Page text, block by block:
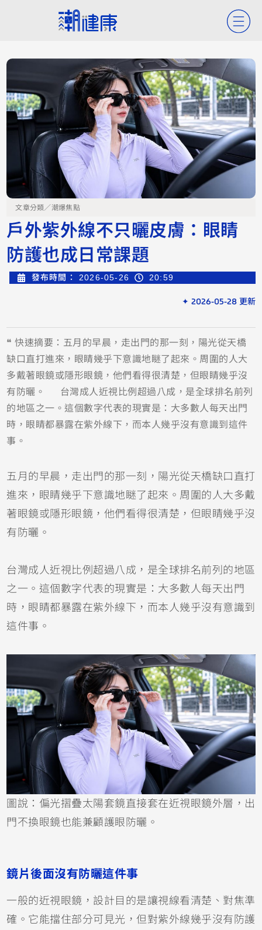
文章分類／潮爆焦點
戶外紫外線不只曬皮膚：眼睛
防護也成日常課題
發布時間： 2026-05-26 20:59
✦ 2026-05-28 更新
❝ 快速摘要：五月的早晨，走出門的那一刻，陽光從天橋
缺口直打進來，眼睛幾乎下意識地瞇了起來。周圍的人大
多戴著眼鏡或隱形眼鏡，他們看得很清楚，但眼睛幾乎沒
有防曬。 台灣成人近視比例超過八成，是全球排名前列
的地區之一。這個數字代表的現實是：大多數人每天出門
時，眼睛都暴露在紫外線下，而本人幾乎沒有意識到這件
事。
五月的早晨，走出門的那一刻，陽光從天橋缺口直打
進來，眼睛幾乎下意識地瞇了起來。周圍的人大多戴
著眼鏡或隱形眼鏡，他們看得很清楚，但眼睛幾乎沒
有防曬。
台灣成人近視比例超過八成，是全球排名前列的地區
之一。這個數字代表的現實是：大多數人每天出門
時，眼睛都暴露在紫外線下，而本人幾乎沒有意識到
這件事。
圖說：偏光摺疊太陽套鏡直接套在近視眼鏡外層，出
門不換眼鏡也能兼顧護眼防曬。
鏡片後面沒有防曬這件事
一般的近視眼鏡，設計目的是讓視線看清楚、對焦準
確。它能擋住部分可見光，但對紫外線幾乎沒有防護